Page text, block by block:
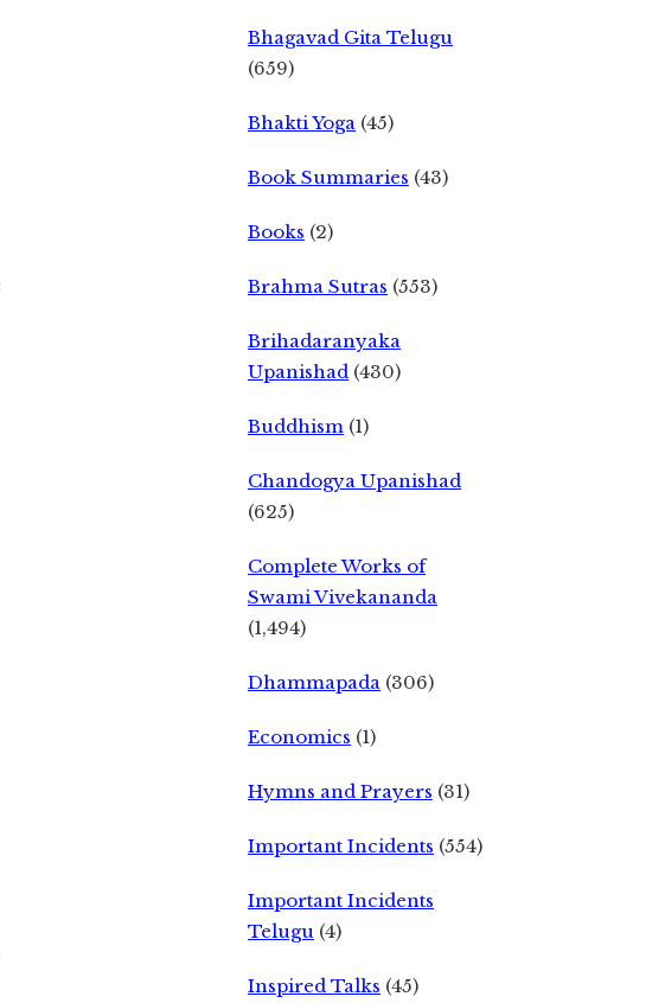
Bhagavad Gita Telugu
(659)
Bhakti Yoga (45)
Book Summaries (43)
Books (2)
Brahma Sutras (553)
Brihadaranyaka
Upanishad (430)
Buddhism (1)
Chandogya Upanishad
(625)
Complete Works of
Swami Vivekananda
(1,494)
Dhammapada (306)
Economics (1)
Hymns and Prayers (31)
Important Incidents (554)
Important Incidents
Telugu (4)
Inspired Talks (45)